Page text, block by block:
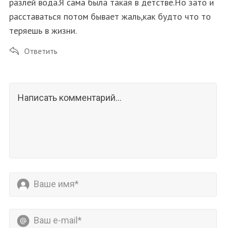
расставаться потом бывает жаль,как будто что то
теряешь в жизни.
Ответить